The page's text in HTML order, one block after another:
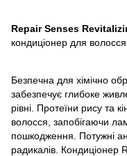
Repair Senses
кондиціонер для волосся.
Безпечна для хімічно
забезпечує глибоке
рівні. Протеїни рису та
волосся, запобігаючи
пошкодження. Потужні
радикалів.